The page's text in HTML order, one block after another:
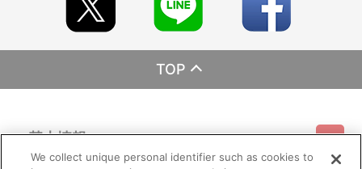
TOP
基本情報
We collect unique personal identifier such as cookies to